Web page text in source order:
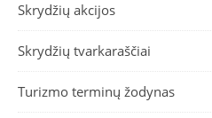
Skrydžių akcijos
Skrydžių tvarkaraščiai
Turizmo terminų žodynas